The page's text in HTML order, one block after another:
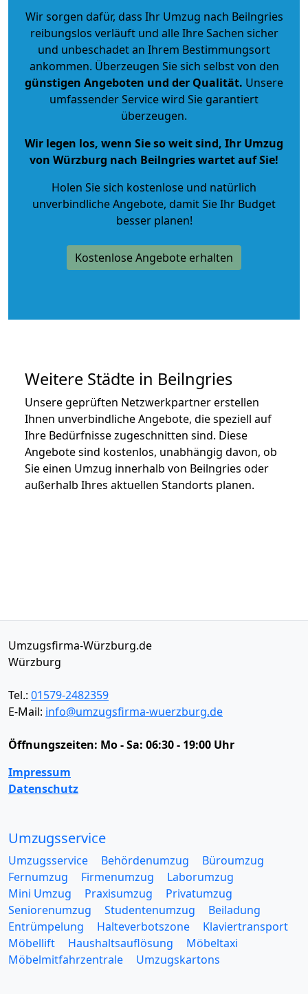
Wir sorgen dafür, dass Ihr Umzug nach Beilngries
reibungslos verläuft und alle Ihre Sachen sicher
und unbeschadet an Ihrem Bestimmungsort
ankommen. Überzeugen Sie sich selbst von den
günstigen Angeboten und der Qualität. Unsere
umfassender Service wird Sie garantiert
überzeugen.
Wir legen los, wenn Sie so weit sind, Ihr Umzug
von Würzburg nach Beilngries wartet auf Sie!
Holen Sie sich kostenlose und natürlich
unverbindliche Angebote, damit Sie Ihr Budget
besser planen!
Kostenlose Angebote erhalten
Weitere Städte in Beilngries
Unsere geprüften Netzwerkpartner erstellen
Ihnen unverbindliche Angebote, die speziell auf
Ihre Bedürfnisse zugeschnitten sind. Diese
Angebote sind kostenlos, unabhängig davon, ob
Sie einen Umzug innerhalb von Beilngries oder
außerhalb Ihres aktuellen Standorts planen.
Umzugsfirma-Würzburg.de
Würzburg
Tel.: 01579-2482359
E-Mail: info@umzugsfirma-wuerzburg.de
Öffnungszeiten: Mo - Sa: 06:30 - 19:00 Uhr
Impressum
Datenschutz
Umzugsservice
Umzugsservice Behördenumzug
Büroumzug
Fernumzug
Firmenumzug
Laborumzug
Mini Umzug
Praxisumzug
Privatumzug
Seniorenumzug
Studentenumzug
Beiladung
Entrümpelung
Halteverbotszone
Klaviertransport
Möbellift
Haushaltsauflösung
Möbeltaxi
Möbelmitfahrzentrale
Umzugskartons